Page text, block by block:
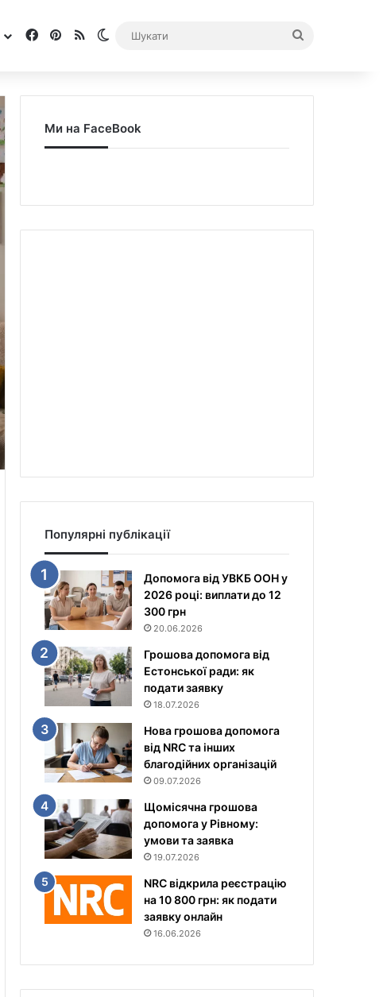
Facebook
Pinterest
RSS Switch skin
Ми на FaceBook
Популярні публікації
Допомога від УВКБ ООН у
2026 році: виплати до 12
300 грн
20.06.2026
Грошова допомога від
Естонської ради: як
подати заявку
18.07.2026
Нова грошова допомога
від NRC та інших
благодійних організацій
09.07.2026
Щомісячна грошова
допомога у Рівному:
умови та заявка
19.07.2026
NRC відкрила реєстрацію
на 10 800 грн: як подати
заявку онлайн
16.06.2026